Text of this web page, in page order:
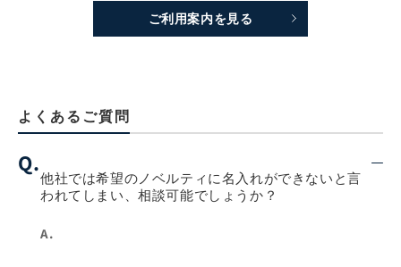
ご利用案内を見る
よくあるご質問
Q.
他社では希望のノベルティに名入れができないと言
われてしまい、相談可能でしょうか？
A.